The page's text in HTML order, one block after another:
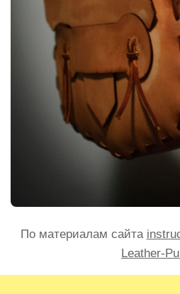
По материалам сайта
Leather-